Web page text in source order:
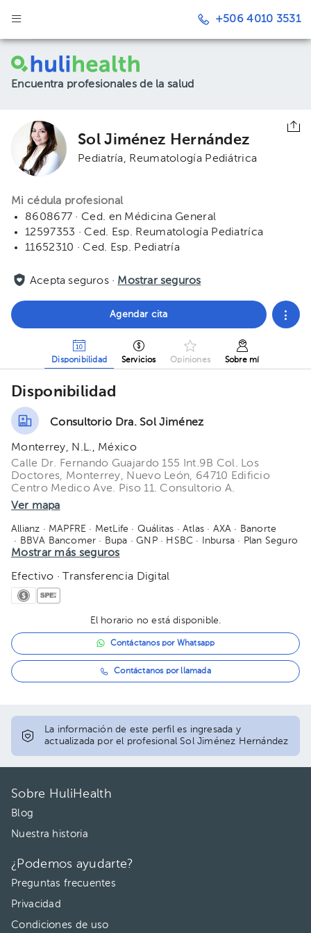
+506 4010 3531
Encuentra profesionales de la salud
Sol Jiménez Hernández
Pediatría Reumatología Pediátrica
Mi cédula profesional
8608677 · Ced. en Médicina General
12597353 · Ced. Esp. Reumatología Pediatríca
11652310 · Ced. Esp. Pediatría
Acepta seguros · Mostrar seguros
Agendar cita
Disponibilidad Servicios Opiniones Sobre mí
Disponibilidad
Consultorio Dra. Sol Jiménez
Monterrey, N.L., México
Calle Dr. Fernando Guajardo 155 Int.9B Col. Los
Doctores, Monterrey, Nuevo León, 64710 Edificio
Centro Medico Ave. Piso 11. Consultorio A.
Ver mapa
Allianz · MAPFRE · MetLife · Quálitas · Atlas · AXA · Banorte
· BBVA Bancomer · Bupa · GNP· HSBC · Inbursa · Plan Seguro
· Seguros Monterrey· Sofía Salud
Mostrar más seguros
Efectivo · Transferencia Digital
El horario no está disponible.
Contáctanos por Whatsapp
Contáctanos por llamada
La información de este perfil es ingresada y
actualizada por el profesional Sol Jiménez Hernández
Sobre HuliHealth
Blog
Nuestra historia
¿Podemos ayudarte?
Preguntas frecuentes
Privacidad
Condiciones de uso